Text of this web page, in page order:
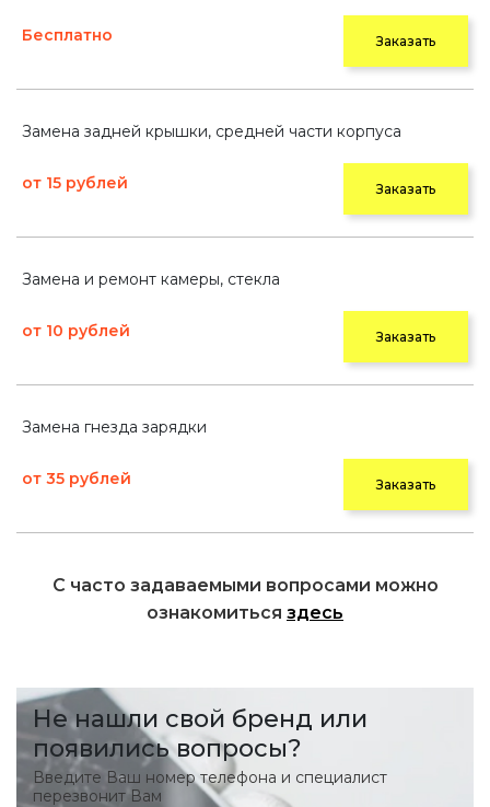
Бесплатно Заказать
Замена задней крышки, средней части корпуса
от 15 рублей Заказать
Замена и ремонт камеры, стекла
от 10 рублей Заказать
Замена гнезда зарядки
от 35 рублей Заказать
С часто задаваемыми вопросами можно
ознакомиться здесь
Не нашли свой бренд или
появились вопросы?
Введите Ваш номер телефона и специалист
перезвонит Вам